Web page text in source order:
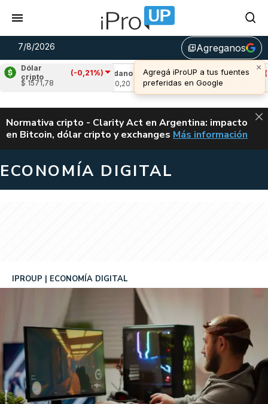
7/8/2026 library_addAgreganos
×
Agregá iProUP a tus fuentes
preferidas en Google
Dólar
cripto
(-0,21%)
$ 1571,78
Cardano
(-2,33%)
Avalanche (-
u$s 6,41
ALERTA
Normativa cripto - Clarity Act en Argentina: impacto
en Bitcoin, dólar cripto y exchanges CLARITY ACT EN
Más información
ECONOMÍA DIGITAL
IPROUP ECONOMÍA DIGITAL